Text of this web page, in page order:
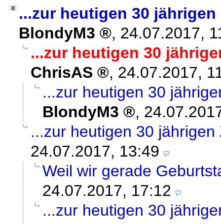
...zur heutigen 30
BlondyM3
, 24.07.2017,
...zur heutigen 30
ChrisAS
, 24.07.2017,
...zur heutigen 30
BlondyM3
,
...zur heutigen 30
24.07.2017, 13:49
Weil wir gerade
24.07.2017, 17:12
...zur heutigen 30